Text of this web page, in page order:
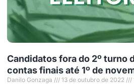
Candidatos fora do 2º turno
contas finais até 1º de
Danilo Gonzaga 13 de outubro de 2022